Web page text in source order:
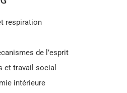
respiration
de l’esprit
et travail social
intérieure